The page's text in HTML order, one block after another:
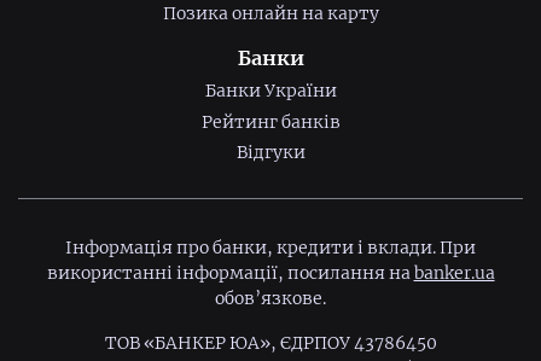
Позика онлайн на карту
Банки
Банки України
Рейтинг банків
Відгуки
Інформація про банки, кредити і вклади. При
використанні інформації, посилання наbanker.ua
обов’язкове.
ТОВ «БАНКЕР ЮА», ЄДРПОУ 43786450